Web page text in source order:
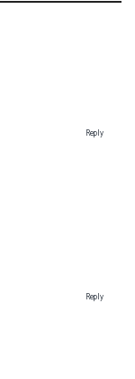
Reply
Reply